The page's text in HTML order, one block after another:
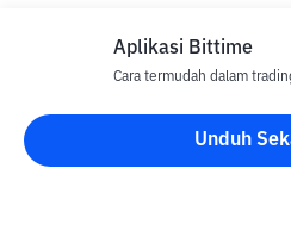
Aplikasi Bittime
Cara termudah dalam
Unduh